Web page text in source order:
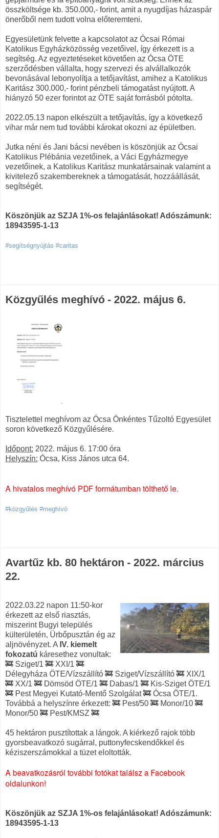
összköltsége kb. 350.000,- forint, amit a nyugdíjas házaspár
önerőből nem tudott volna előteremteni.
Egyesületünk felvette a kapcsolatot az Ócsai Római
Katolikus Egyházközösség vezetőivel, így érkezett is a
segítség. Az egyeztetéseket követően az Ócsa ÖTE
szerződésben vállalta, hogy szervezi és alvállalkozók
bevonásával lebonyolítja a tetőjavítást, amihez a Katolikus
Karitász 300.000,- forint pénzbeli támogatást nyújtott. A
hiányzó 50 ezer forintot az ÖTE saját forrásból pótolta.
2022.05.13 napon elkészült a tetőjavítás, így a következő
vihar már nem tud további károkat okozni az épületben.
Jutka néni és Jani bácsi nevében is köszönjük az Ócsai
Katolikus Plébánia vezetőinek, a Váci Egyházmegye
vezetőinek, a Katolikus Karitász munkatársainak valamint a
kivitelező szakembereknek a támogatását, hozzáállását,
segítségét.
Köszönjük az SZJA 1%-os felajánlásokat! Adószámunk:
18943595-1-13
#segítségnyújtás #caritas
Közgyűlés meghívó - 2022. május 6.
Tisztelettel meghívom az Ócsa Önkéntes Tűzoltó Egyesület
soron következő Közgyűlésére.
Időpont: 2022. május 6. 17:00 óra
Helyszín: Ócsa, Kiss János utca 64.
A hivatalos meghívó PDF formátumban tölthető le.
#közgyűlés #meghívó
Avartűz kb. 80 hektáron - 2022. március
22.
2022.03.22 napon 11:50-kor
érkezett az első riasztás,
miszerint Bugyi település
külterületén, Ürbőpusztán ég az
aljnövényzet. A IV. kiemelt
fokozatú káresethez vonultak:
🚒 Sziget/1 🚒 XXI/1 🚒
Délegyháza ÖTE/Vízszállító 🚒 Sziget/Vízszállító 🚒 XIX/1
🚒 XX/1 🚒 Dömsöd ÖTE/1 🚒 Dabas/1 🚒 Kis-Sziget ÖTE/1
🚒 Pest Megyei Kutató-Mentő Szolgálat 🚒 Ócsa ÖTE/1.
Továbbá a helyszínre érkezett: 🚒 Pest/50 🚒 Monor/10 🚒
Monor/50 🚒 Pest/KMSZ 🚒
45 hektáron pusztítottak a lángok. A kiérkező rajok több
gyorsbeavatkozó sugárral, puttonyfecskendőkkel és
kéziszerszámokkal a tüzet eloltották.
A beavatkozásról további fotókat találsz a Facebook
oldalunkon!
Köszönjük az SZJA 1%-os felajánlásokat! Adószámunk:
18943595-1-13